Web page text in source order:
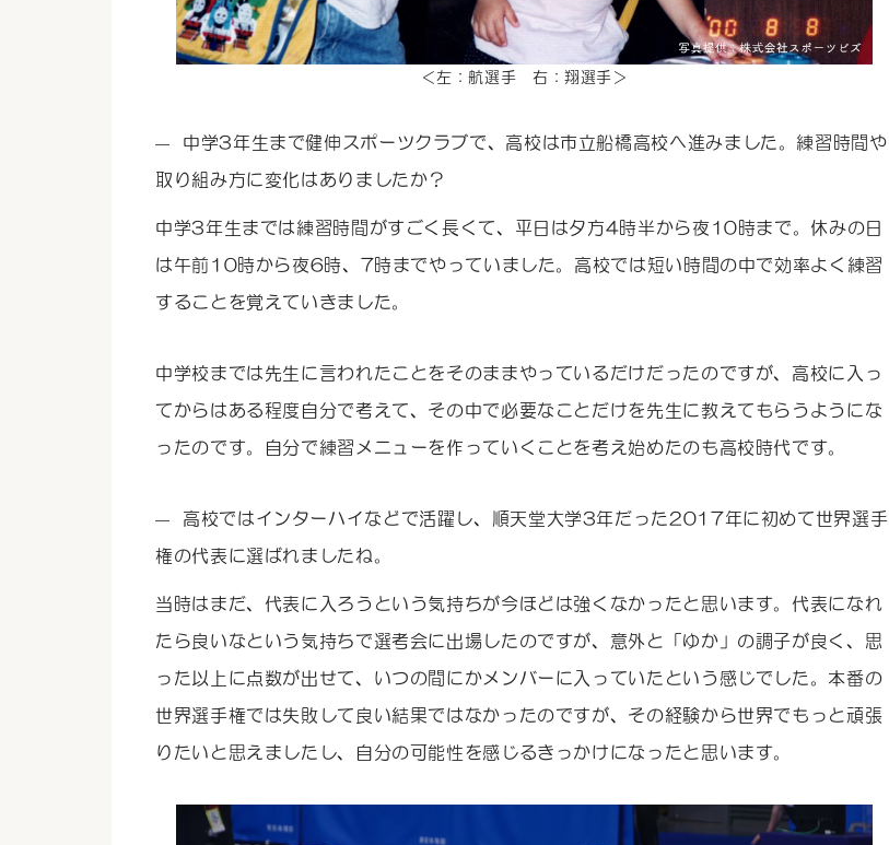
＜左：航選手 右：翔選手＞
中学3年生まで健伸スポーツクラブで、高校は市立船橋高校へ進みました。練習時間や
取り組み方に変化はありましたか？
中学3年生までは練習時間がすごく長くて、平日は夕方4時半から夜10時まで。休みの日
は午前10時から夜6時、7時までやっていました。高校では短い時間の中で効率よく練習
することを覚えていきました。
中学校までは先生に言われたことをそのままやっているだけだったのですが、高校に入っ
てからはある程度自分で考えて、その中で必要なことだけを先生に教えてもらうようにな
ったのです。自分で練習メニューを作っていくことを考え始めたのも高校時代です。
高校ではインターハイなどで活躍し、順天堂大学3年だった2017年に初めて世界選手
権の代表に選ばれましたね。
当時はまだ、代表に入ろうという気持ちが今ほどは強くなかったと思います。代表になれ
たら良いなという気持ちで選考会に出場したのですが、意外と「ゆか」の調子が良く、思
った以上に点数が出せて、いつの間にかメンバーに入っていたという感じでした。本番の
世界選手権では失敗して良い結果ではなかったのですが、その経験から世界でもっと頑張
りたいと思えましたし、自分の可能性を感じるきっかけになったと思います。